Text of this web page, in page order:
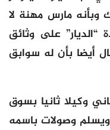
مارس مهنة لا
“الديار” على وثائق
أيضا بأن له سوابق
وكيلا ثانيا بسوق
وصولات باسمه